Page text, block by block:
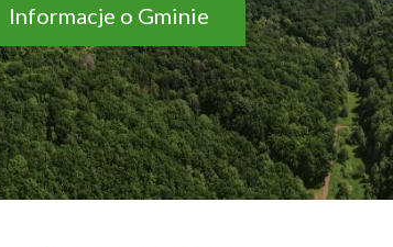
Informacje o Gminie